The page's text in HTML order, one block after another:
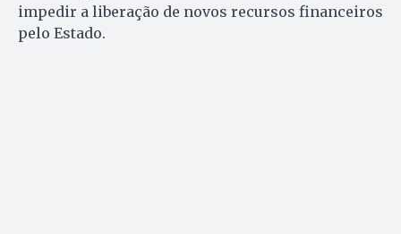
impedir a liberação de novos recursos financeiros
pelo Estado.